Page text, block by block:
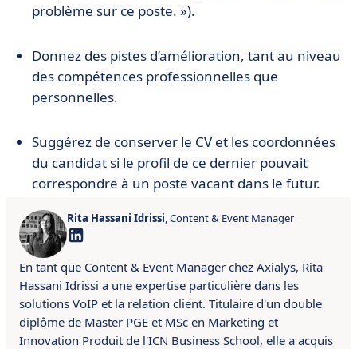
problème sur ce poste. »).
Donnez des pistes d’amélioration, tant au niveau
des compétences professionnelles que
personnelles.
Suggérez de conserver le CV et les coordonnées
du candidat si le profil de ce dernier pouvait
correspondre à un poste vacant dans le futur.
Rita Hassani Idrissi, Content & Event Manager
En tant que Content & Event Manager chez Axialys, Rita
Hassani Idrissi a une expertise particulière dans les
solutions VoIP et la relation client. Titulaire d'un double
diplôme de Master PGE et MSc en Marketing et
Innovation Produit de l'ICN Business School, elle a acquis